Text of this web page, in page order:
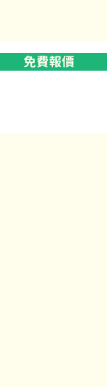
免費報價